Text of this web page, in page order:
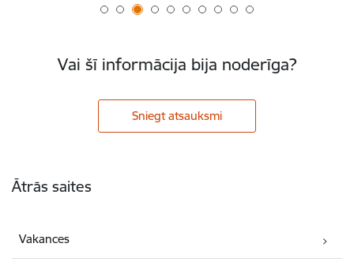
Vai šī informācija bija noderīga?
Sniegt atsauksmi
Ātrās saites
Vakances